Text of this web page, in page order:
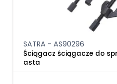
SATRA - AS90296
Ściągacz ściągacze do
asta